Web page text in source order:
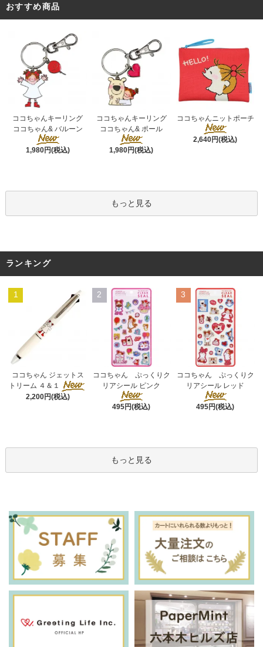
おすすめ商品
ココちゃんキーリング
ココちゃん& バルーン
1,980円(税込)
ココちゃんキーリング
ココちゃん& ポール
1,980円(税込)
ココちゃんニットポーチ
2,640円(税込)
もっと見る
ランキング
1
ココちゃん ジェットス
トリーム ４＆１
2,200円(税込)
2
ココちゃん ぷっくりク
リアシール ピンク
495円(税込)
3
ココちゃん ぷっくりク
リアシール レッド
495円(税込)
もっと見る